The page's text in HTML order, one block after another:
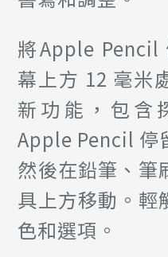
將Apple Pencil
幕上方 12 毫米
新功能，包含
Apple Pencil 停
然後在鉛筆、筆
具上方移動。輕
色和選項。